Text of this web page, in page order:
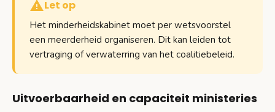
Let op
Het minderheidskabinet moet per wetsvoorstel
een meerderheid organiseren. Dit kan leiden tot
vertraging of verwaterring van het coalitiebeleid.
Uitvoerbaarheid en capaciteit ministeries